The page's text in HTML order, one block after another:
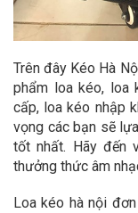
Trên đây Kéo Hà
phẩm loa kéo, loa
cấp, loa kéo nhập
vọng các bạn sẽ
tốt nhất. Hãy đến
thưởng thức âm
Loa kéo hà nội